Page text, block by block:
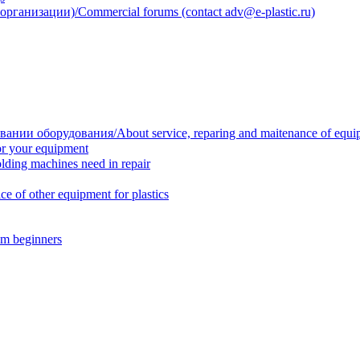
Commercial forums (contact adv@e-plastic.ru)
оборудования/About service, reparing and maitenance of
your equipment
machines need in repair
of other equipment for plastics
beginners